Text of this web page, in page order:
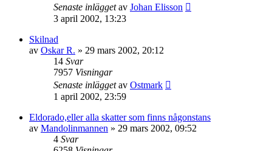
Senaste inläggetav Johan Elisson
3 april 2002, 13:23
Skilnad
av Oskar R. » 29 mars 2002, 20:12
14 Svar
7957 Visningar
Senaste inläggetav Ostmark
1 april 2002, 23:59
Eldorado,eller alla skatter som finns någonstans
av Mandolinmannen » 29 mars 2002, 09:52
4 Svar